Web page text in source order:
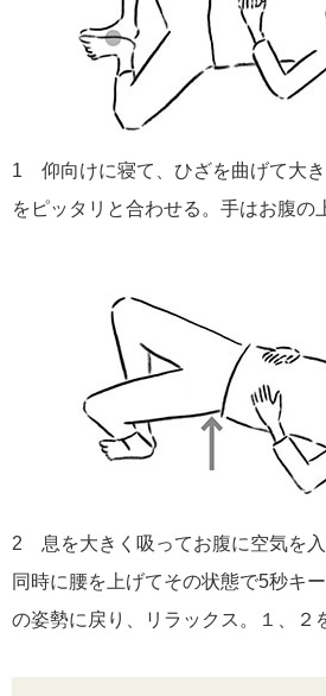
1 仰向けに寝て、ひざを曲げて大
をピッタリと合わせる。手はお腹の
2 息を大きく吸ってお腹に空気を入
同時に腰を上げてその状態で5秒キ
の姿勢に戻り、リラックス。１、２